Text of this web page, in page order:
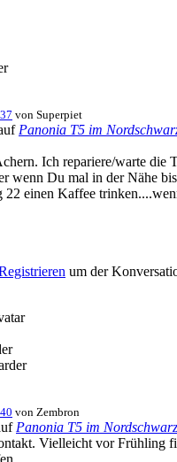
von Superpiet
Panonia T5 im
Ich repariere/warte die
wenn Du mal in der Nähe
22 einen Kaffee
um der
von Zembron
Panonia T5 im
Vielleicht vor Frühling